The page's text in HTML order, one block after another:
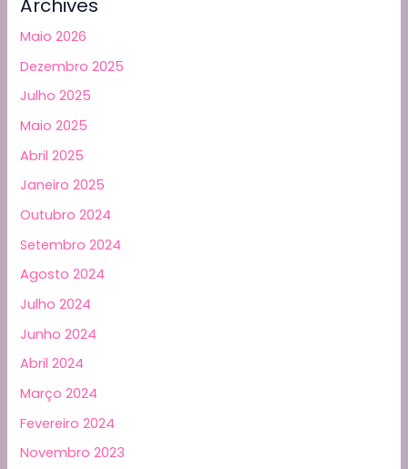
Archives
Maio 2026
Dezembro 2025
Julho 2025
Maio 2025
Abril 2025
Janeiro 2025
Outubro 2024
Setembro 2024
Agosto 2024
Julho 2024
Junho 2024
Abril 2024
Março 2024
Fevereiro 2024
Novembro 2023